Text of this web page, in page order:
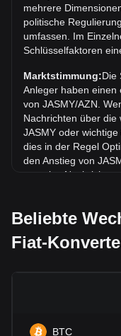
Wie ist der
In den letzten 7
(JASMY) um 6.41%
mehrere
politische
umfassen. Im
Schlüsselfaktoren
Marktstimmung:Die
Anleger haben einen
von JASMY/AZN.
Nachrichten über die
JASMY oder
dies in der Regel
den Anstieg von
negative
Vorschriften, die
können das
oder zu strenge
Beliebte
Fiat-
BTC